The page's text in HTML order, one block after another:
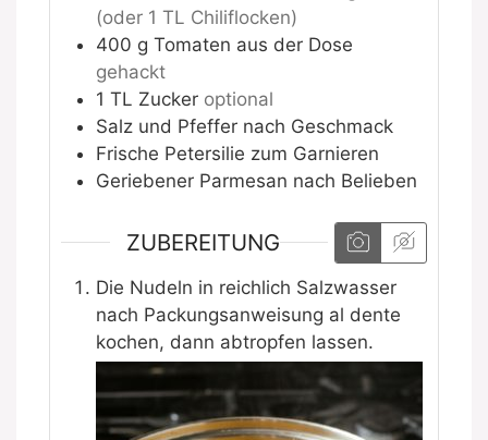
(oder 1 TL Chiliflocken)
400 g Tomaten aus der Dose
gehackt
1 TL Zucker optional
Salz und Pfeffer nach Geschmack
Frische Petersilie zum Garnieren
Geriebener Parmesan nach Belieben
ZUBEREITUNG
Die Nudeln in reichlich Salzwasser
nach Packungsanweisung al dente
kochen, dann abtropfen lassen.